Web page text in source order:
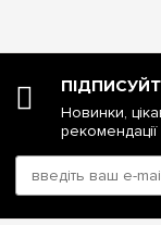
Новинки,
рекомендації